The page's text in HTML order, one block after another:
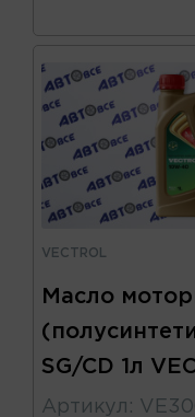
VECTROL
Масло
SG/CD 1л
Артикул :